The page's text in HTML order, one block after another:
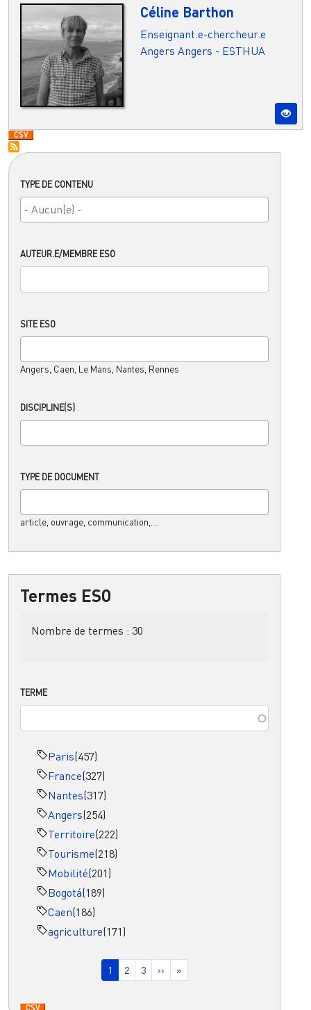
TYPE DE CONTENU
AUTEUR.E/MEMBRE ESO
SITE ESO
Angers, Caen, Le Mans, Nantes, Rennes
DISCIPLINE(S)
TYPE DE DOCUMENT
article, ouvrage, communication,....
Termes ESO
Nombre de termes : 30
TERME
Paris(457)
France(327)
Nantes(317)
Angers(254)
Territoire(222)
Tourisme(218)
Mobilité(201)
Bogotá(189)
Caen(186)
agriculture(171)
Page courante
1 Page
2 Page
3 Page suivante
›› Dernière page
»
Céline Barthon
Enseignant.e-chercheur.e
Angers Angers - ESTHUA